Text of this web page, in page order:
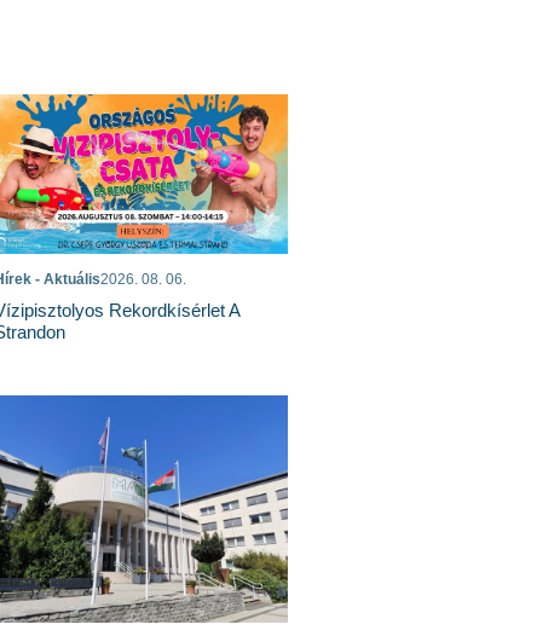
- Aktuális2026. 08. 06.
Rekordkísérlet A